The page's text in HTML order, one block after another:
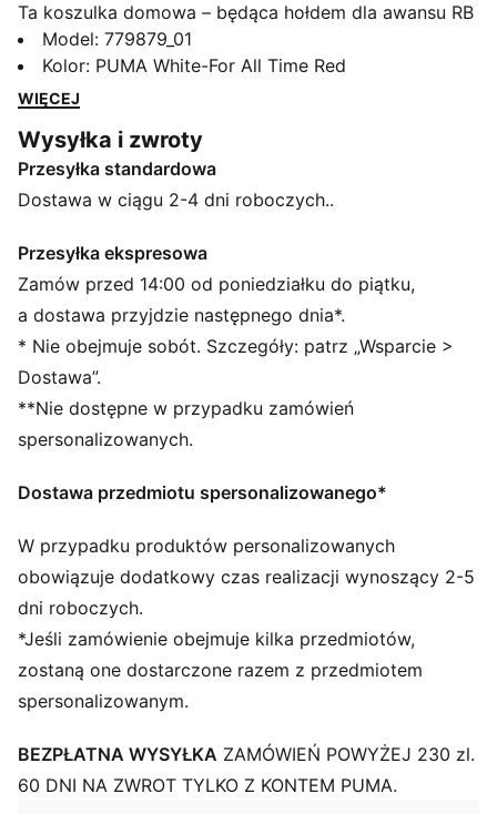
Ta koszulka domowa – będąca hołdem dla awansu RB
Leipzig – symbolizuje szybkie podniesienie się klubu z
pozycji nowicjuszy Bundesligi do czołówki. Od 2016
roku drużyna nieustannie dąży do sukcesu, a model
podnoszeniu sobie poprzeczki Koszulka z dumą
oddaje niezwykłą ewolucję klubu, podkreślając jego
siłę i jedność wyrazistymi czerwonymi akcentami oraz
CECHY + KORZYŚCI
dryCELL: Wysoce funkcjonalne materiały odciągają
pot od skóry i pomagają utrzymać uczucie suchości
oraz wygodę podczas ćwiczeń
Wykonane w 100% z materiałów z recyklingu,
z wyłączeniem wykończeń i ozdób
SZCZEGÓŁY
Krój: Zwykły
Krótkie rękawy
Noszone przez zawodników w sezonie 25/26
Charakterystyczne detale klubu i PUMA
Styl PUMA dla dzieci: produkty polecane dla dzieci
pomiędzy 4. a 8. rokiem życia
Model: 779879_01
Kolor: PUMA White-For All Time Red
WIĘCEJ
Wysyłka i zwroty
Przesyłka standardowa
Dostawa w ciągu 2-4 dni roboczych..
Przesyłka ekspresowa
Zamów przed 14:00 od poniedziałku do piątku,
a dostawa przyjdzie następnego dnia*.
* Nie obejmuje sobót. Szczegóły: patrz „Wsparcie >
Dostawa”.
**Nie dostępne w przypadku zamówień
spersonalizowanych.
Dostawa przedmiotu spersonalizowanego*
W przypadku produktów personalizowanych
obowiązuje dodatkowy czas realizacji wynoszący 2-5
dni roboczych.
*Jeśli zamówienie obejmuje kilka przedmiotów,
zostaną one dostarczone razem z przedmiotem
spersonalizowanym.
BEZPŁATNA WYSYŁKA ZAMÓWIEŃ POWYŻEJ 230 zl.
60 DNI NA ZWROT TYLKO Z KONTEM PUMA.